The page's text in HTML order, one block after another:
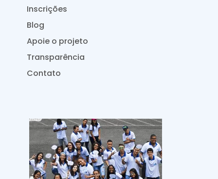
Inscrições
Blog
Apoie o projeto
Transparência
Contato